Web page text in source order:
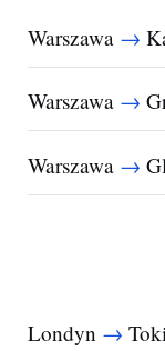
Warszawa →
Warszawa →
Warszawa →
Londyn →